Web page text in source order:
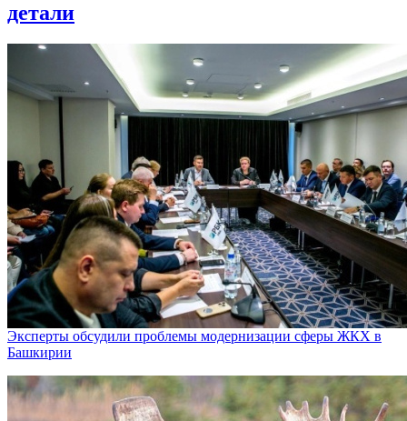
детали
Эксперты обсудили проблемы модернизации сферы ЖКХ в
Башкирии